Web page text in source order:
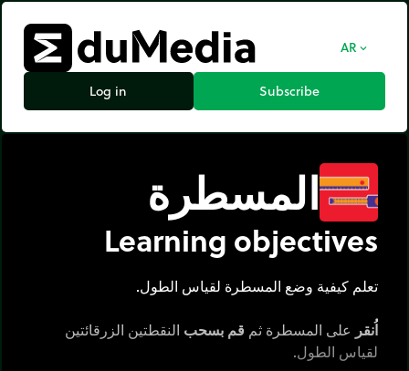
AR expand_more
Log in Subscribe
المسطرة
Learning objectives
تعلم كيفية وضع المسطرة لقياس الطول.
اُنقر على المسطرة ثم قم بسحب النقطتين الزرقائتين
لقياس الطول.